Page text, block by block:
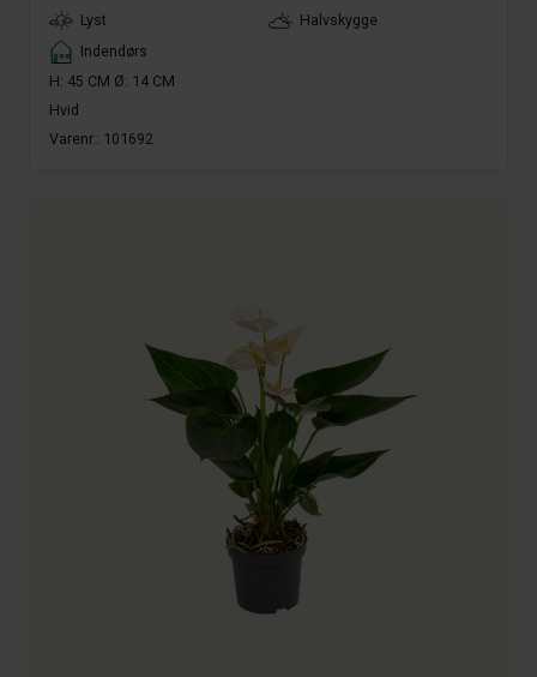
LightType
Lyst
Halvskygge
Placement
Indendørs
H: 45 CM Ø: 14 CM
Hvid
Varenr.: 101692